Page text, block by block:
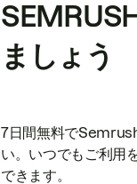
ましょう
7日間無料で
い。いつでもご利用
できます。